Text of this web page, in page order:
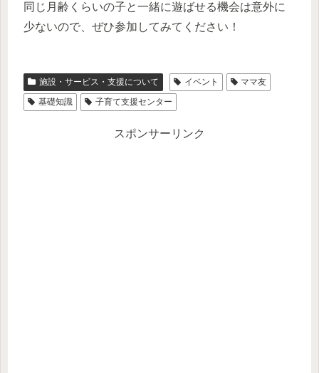
同じ月齢くらいの子と一緒に遊ばせる機会は意外に
少ないので、ぜひ参加してみてください！
施設・サービス・支援について イベント
ママ友
基礎知識
子育て支援センター
スポンサーリンク